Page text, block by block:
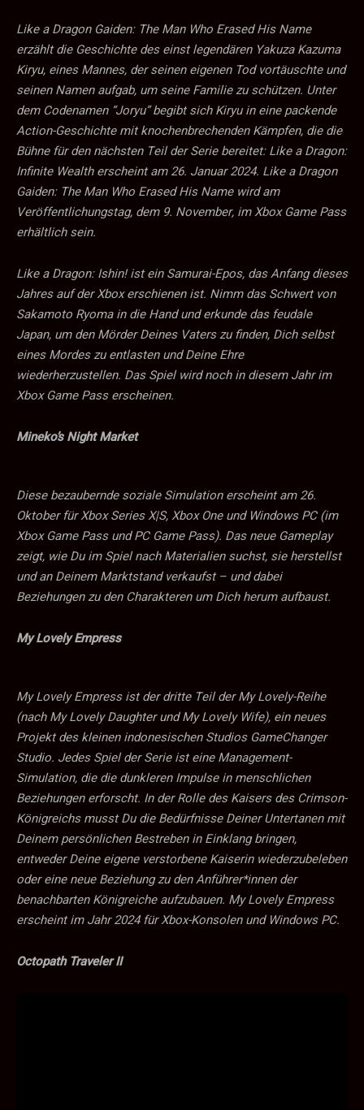
Like a Dragon Gaiden: The Man Who Erased His Name
erzählt die Geschichte des einst legendären Yakuza Kazuma
Kiryu, eines Mannes, der seinen eigenen Tod vortäuschte und
seinen Namen aufgab, um seine Familie zu schützen. Unter
dem Codenamen “Joryu” begibt sich Kiryu in eine packende
Action-Geschichte mit knochenbrechenden Kämpfen, die die
Bühne für den nächsten Teil der Serie bereitet: Like a Dragon:
Infinite Wealth erscheint am 26. Januar 2024. Like a Dragon
Gaiden: The Man Who Erased His Name wird am
Veröffentlichungstag, dem 9. November, im Xbox Game Pass
erhältlich sein.
Like a Dragon: Ishin! ist ein Samurai-Epos, das Anfang dieses
Jahres auf der Xbox erschienen ist. Nimm das Schwert von
Sakamoto Ryoma in die Hand und erkunde das feudale
Japan, um den Mörder Deines Vaters zu finden, Dich selbst
eines Mordes zu entlasten und Deine Ehre
wiederherzustellen. Das Spiel wird noch in diesem Jahr im
Xbox Game Pass erscheinen.
Mineko’s Night Market
Diese bezaubernde soziale Simulation erscheint am 26.
Oktober für Xbox Series X|S, Xbox One und Windows PC (im
Xbox Game Pass und PC Game Pass). Das neue Gameplay
zeigt, wie Du im Spiel nach Materialien suchst, sie herstellst
und an Deinem Marktstand verkaufst – und dabei
Beziehungen zu den Charakteren um Dich herum aufbaust.
My Lovely Empress
My Lovely Empress ist der dritte Teil der My Lovely-Reihe
(nach My Lovely Daughter und My Lovely Wife), ein neues
Projekt des kleinen indonesischen Studios GameChanger
Studio. Jedes Spiel der Serie ist eine Management-
Simulation, die die dunkleren Impulse in menschlichen
Beziehungen erforscht. In der Rolle des Kaisers des Crimson-
Königreichs musst Du die Bedürfnisse Deiner Untertanen mit
Deinem persönlichen Bestreben in Einklang bringen,
entweder Deine eigene verstorbene Kaiserin wiederzubeleben
oder eine neue Beziehung zu den Anführer*innen der
benachbarten Königreiche aufzubauen. My Lovely Empress
erscheint im Jahr 2024 für Xbox-Konsolen und Windows PC.
Octopath Traveler II